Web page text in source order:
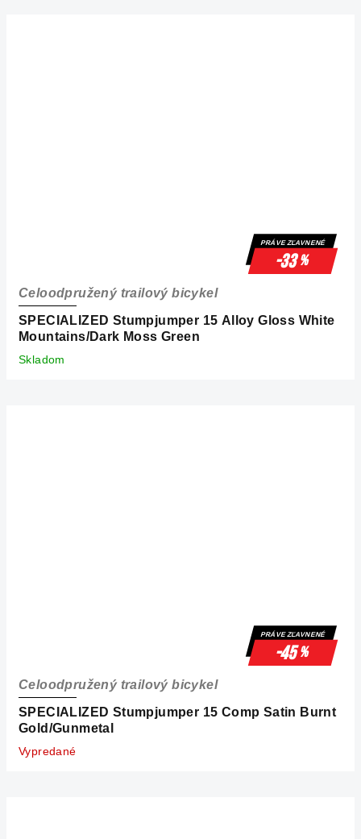
PRÁVE ZĽAVNENÉ
-33%
SPECIALIZED Stumpjumper 15 Alloy Gloss White
Mountains/Dark Moss Green
Celoodpružený trailový bicykel
Skladom
PRÁVE ZĽAVNENÉ
-45%
SPECIALIZED Stumpjumper 15 Comp Satin Burnt
Gold/Gunmetal
Celoodpružený trailový bicykel
Vypredané